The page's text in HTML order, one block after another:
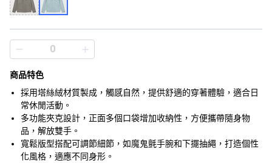
商品特色
採用塔絲絨材質製成，觸感自然，提供舒適的穿著體驗，適合日
常休閒活動。
多功能夾克設計，正面多個口袋增加收納性，方便攜帶隨身物
品，解放雙手。
寬鬆版型搭配可調節細節，如魔鬼氈手腕和下擺抽繩，打造個性
化風格，適應不同身形。